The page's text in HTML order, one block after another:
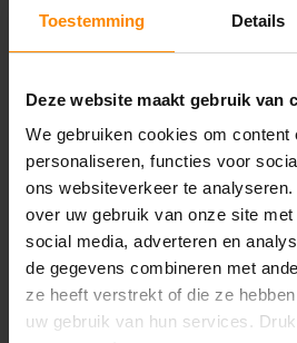
Toestemming Details
Deze website maakt gebruik van
We gebruiken cookies om content
personaliseren, functies voor
ons websiteverkeer te
over uw gebruik van onze site
social media, adverteren en
de gegevens combineren met
ze heeft verstrekt of die ze
uw gebruik van hun services.
1.100 mm
Lengte:
22.400 mm
Liggerlengte:
2.700 mm
Aantal niveaus:
5
Kleur staanders:
Galva